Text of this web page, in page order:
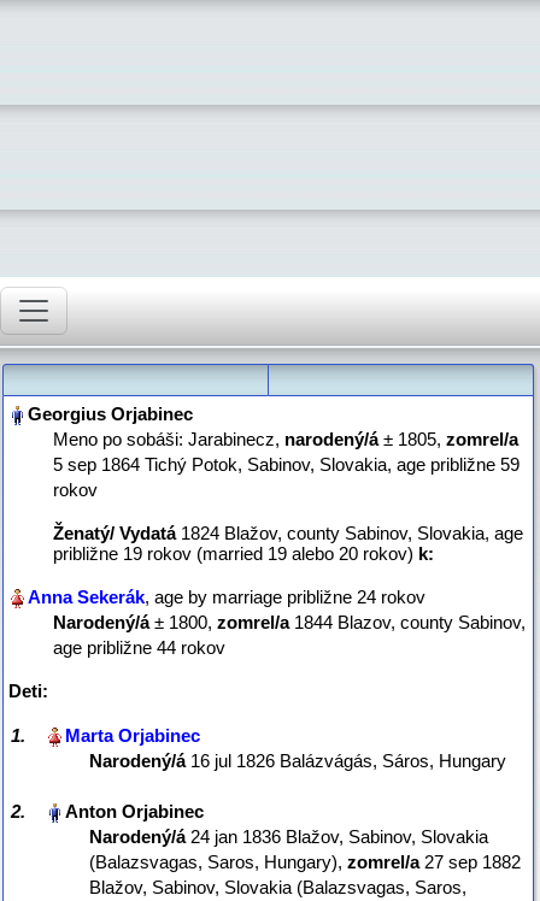
Meno po sobáši: Jarabinecz, narodený/á‎± 1805, zomrel/a
‎5 sep 1864 Tichý Potok, Sabinov, Slovakia‎, age približne 59
rokov
Ženatý/ Vydatá‎1824 Blažov, county Sabinov, Slovakia, age
približne 19 rokov (married 19 alebo 20 rokov) k:
, age by marriage približne 24 rokov
Narodený/á‎± 1800, zomrel/a‎1844 Blazov, county Sabinov‎,
age približne 44 rokov
Deti:
1.
Narodený/á‎16 jul 1826 Balázvágás, Sáros, Hungary‎
2.
Narodený/á‎24 jan 1836 Blažov, Sabinov, Slovakia
(Balazsvagas, Saros, Hungary), zomrel/a‎27 sep 1882
Blažov, Sabinov, Slovakia (Balazsvagas, Saros,